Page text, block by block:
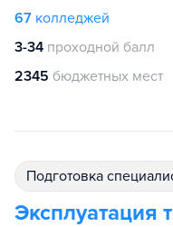
67 колледжей
3-34 проходной балл
2345 бюджетных мест
подготовка
Эксплуатация